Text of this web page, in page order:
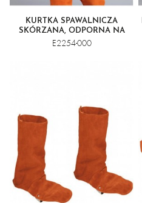
KURTKA SPAWALNICZA
SKÓRZANA, ODPORNA NA
WYSOKIE TEMPERATURY
E2254-000